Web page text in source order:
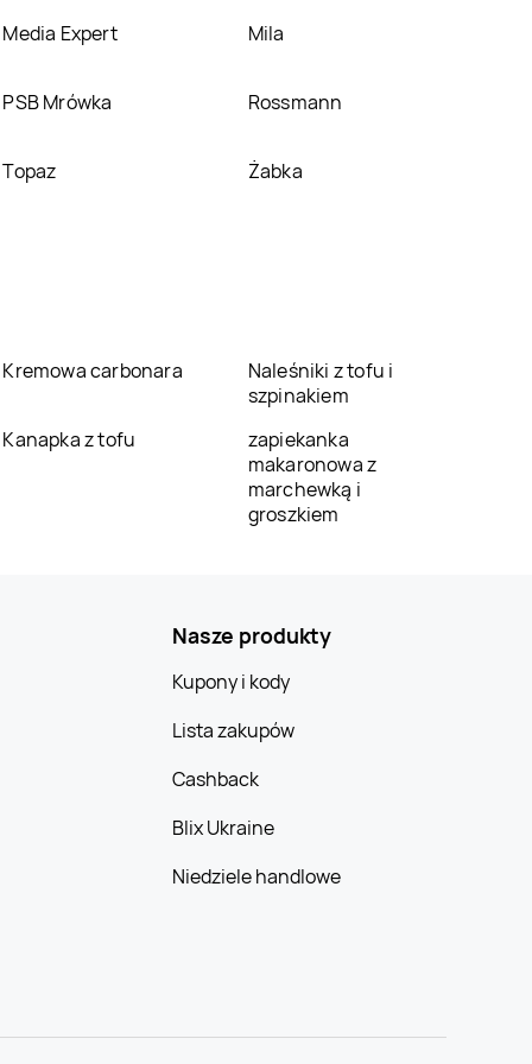
Media Expert Mila
PSB Mrówka Rossmann
Topaz Żabka
Kremowa carbonara
Naleśniki z tofu i
szpinakiem
Kanapka z tofu
zapiekanka
makaronowa z
marchewką i
groszkiem
Nasze produkty
Kupony i kody
Lista zakupów
Cashback
Blix Ukraine
Niedziele handlowe